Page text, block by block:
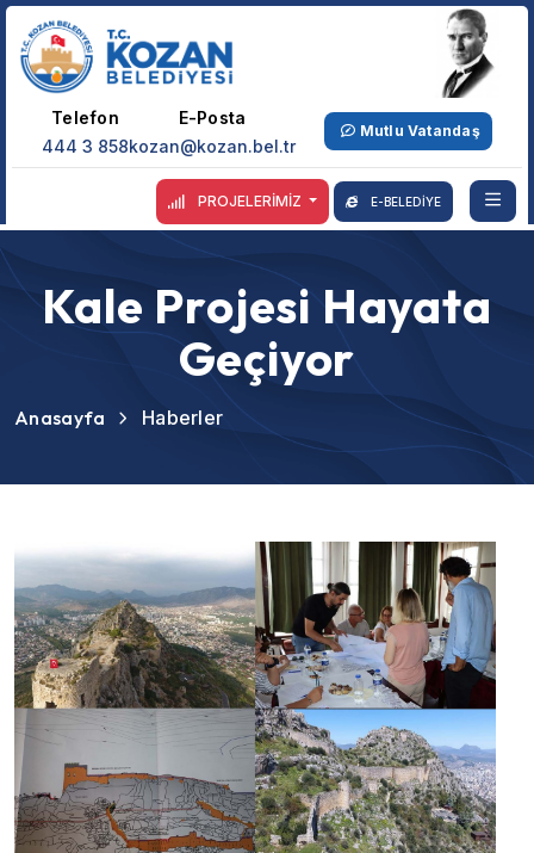
Telefon
444 3 858
E-Posta
kozan@kozan.bel.tr
Mutlu Vatandaş
PROJELERİMİZ E-BELEDİYE
Kale Projesi Hayata
Geçiyor
Anasayfa Haberler